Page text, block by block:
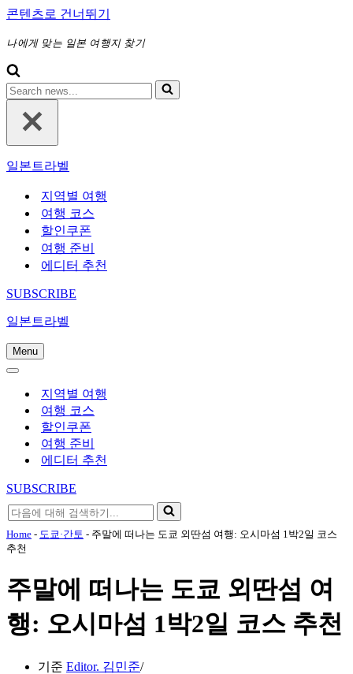
콘텐츠로 건너뛰기
나에게 맞는 일본 여행지 찾기
다
음
검
기...
일본트라벨
지역별 여행
여행 코스
할인쿠폰
여행 준비
에디터 추천
SUBSCRIBE
일본트라벨
Menu
내
게
뉴
내
지역별 여행
여행 코스
할인쿠폰
여행 준비
에디터 추천
SUBSCRIBE
다
음
에
검
하
Home - 도쿄·간토 - 주말에 떠나는 도쿄 외딴섬 여행: 오시마섬 1박2일 코스
추천
주말에 떠나는 도쿄 외딴섬 여
행: 오시마섬 1박2일 코스 추천
기준 Editor. 김민준